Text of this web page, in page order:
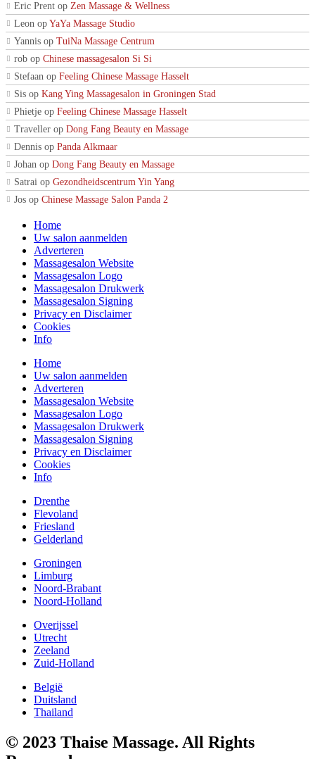
Eric Prent op Zen Massage & Wellness
Leon op YaYa Massage Studio
Yannis op TuiNa Massage Centrum
rob op Chinese massagesalon Si Si
Stefaan op Feeling Chinese Massage Hasselt
Sis op Kang Ying Massagesalon in Groningen Stad
Phietje op Feeling Chinese Massage Hasselt
Traveller op Dong Fang Beauty en Massage
Dennis op Panda Alkmaar
Johan op Dong Fang Beauty en Massage
Satrai op Gezondheidscentrum Yin Yang
Jos op Chinese Massage Salon Panda 2
Home
Uw salon aanmelden
Adverteren
Massagesalon Website
Massagesalon Logo
Massagesalon Drukwerk
Massagesalon Signing
Privacy en Disclaimer
Cookies
Info
Home
Uw salon aanmelden
Adverteren
Massagesalon Website
Massagesalon Logo
Massagesalon Drukwerk
Massagesalon Signing
Privacy en Disclaimer
Cookies
Info
Drenthe
Flevoland
Friesland
Gelderland
Groningen
Limburg
Noord-Brabant
Noord-Holland
Overijssel
Utrecht
Zeeland
Zuid-Holland
België
Duitsland
Thailand
© 2023 Thaise Massage. All Rights